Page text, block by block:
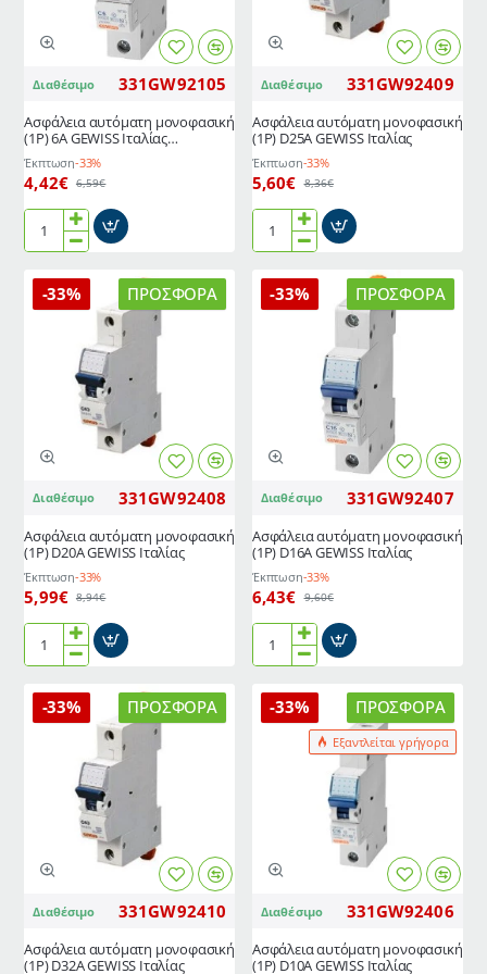
Διαθέσιμο 331GW92105
Ασφάλεια αυτόματη μονοφασική
(1P) 6A GEWISS Ιταλίας
μικροαυτόματος χαρ. καμπύλης
C, 4,5kA
Έκπτωση-33%
4,42€ 6,59€
Ασφάλεια
μονοφασική
(1P)
μικροαυτόματος
Διαθέσιμο 331GW92409
Ασφάλεια αυτόματη μονοφασική
(1P) D25A GEWISS Ιταλίας
Έκπτωση-33%
5,60€ 8,36€
Ασφάλεια
μονοφασική
(1P)
ΠΡΟΣΦΟΡΆ
-33%
Διαθέσιμο 331GW92408
Ασφάλεια αυτόματη μονοφασική
(1P) D20A GEWISS Ιταλίας
Έκπτωση-33%
5,99€ 8,94€
Ασφάλεια
μονοφασική
(1P)
ΠΡΟΣΦΟΡΆ
-33%
Διαθέσιμο 331GW92407
Ασφάλεια αυτόματη μονοφασική
(1P) D16A GEWISS Ιταλίας
Έκπτωση-33%
6,43€ 9,60€
Ασφάλεια
μονοφασική
(1P)
ΠΡΟΣΦΟΡΆ
-33%
Διαθέσιμο 331GW92410
Ασφάλεια αυτόματη μονοφασική
(1P) D32A GEWISS Ιταλίας
ΠΡΟΣΦΟΡΆ
Εξαντλείται γρήγορα
-33%
Διαθέσιμο 331GW92406
Ασφάλεια αυτόματη μονοφασική
(1P) D10A GEWISS Ιταλίας